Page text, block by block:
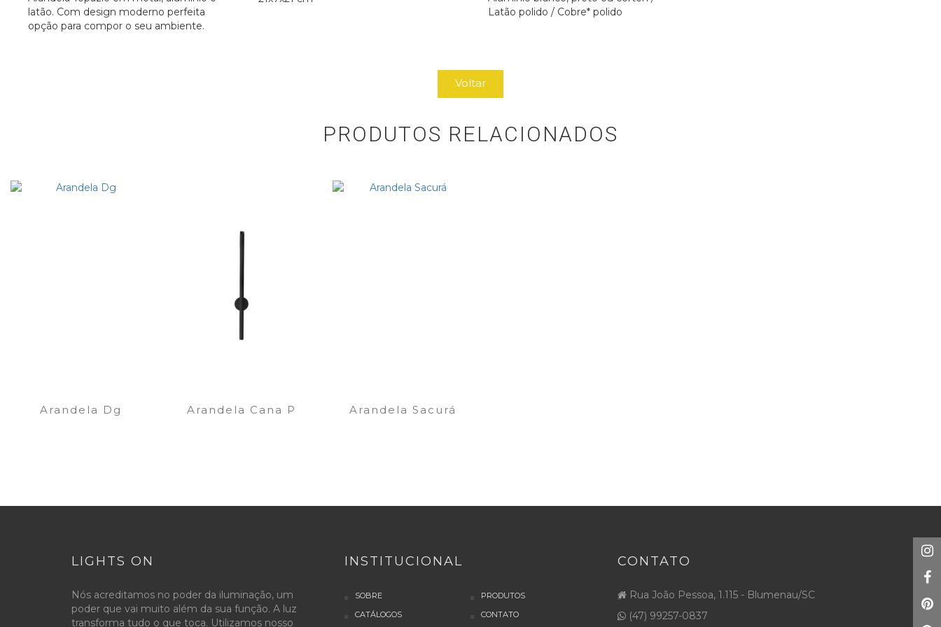
latão. Com design moderno perfeita
opção para compor o seu ambiente.
Latão polido / Cobre* polido
Voltar
PRODUTOS RELACIONADOS
Arandela Dg Arandela Cana P Arandela Sacurá
LIGHTS ON
Nós acreditamos no poder da iluminação, um
poder que vai muito além da sua função. A luz
transforma tudo o que toca. Utilizamos nosso
INSTITUCIONAL
SOBRE
PRODUTOS
CATÁLOGOS
CONTATO
CONTATO
Rua João Pessoa, 1.115 - Blumenau/SC
(47) 99257-0837